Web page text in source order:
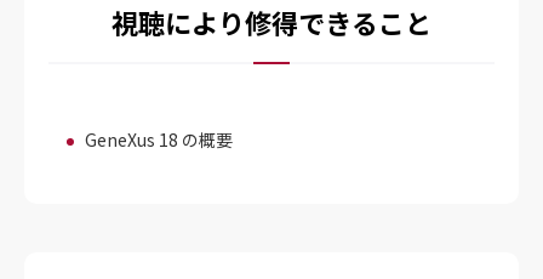
視聴により修得できること
GeneXus 18 の概要